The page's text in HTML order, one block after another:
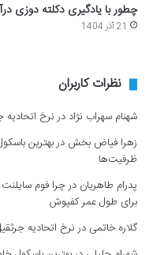
چطور با یادگیری دکلته دوزی
21 آذر 1404
نظرات کاربران
شهنام سهراب نژاد درنرخ اتحادیه جرثقیل
زهرا فیاض بخش دربهترین
ظرفیت‌ها
پدرام طاهریان درچرا فوم
برای طول عمر کفپوش
گلاره خاتمی درنرخ اتحادیه جرثقیل داران ۱۴۰۳ :